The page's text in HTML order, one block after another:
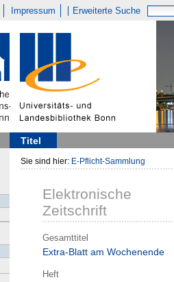
Impressum Erweiterte Suche
Titel
Sie sind hier: E-Pflicht-Sammlung
Elektronische
Zeitschrift
Gesamttitel
Extra-Blatt am Wochenende
Heft